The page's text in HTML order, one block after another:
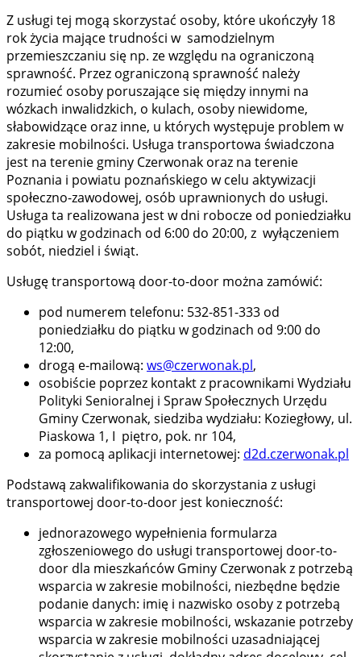
Z usługi tej mogą skorzystać osoby, które ukończyły 18
rok życia mające trudności w samodzielnym
przemieszczaniu się np. ze względu na ograniczoną
sprawność. Przez ograniczoną sprawność należy
rozumieć osoby poruszające się między innymi na
wózkach inwalidzkich, o kulach, osoby niewidome,
słabowidzące oraz inne, u których występuje problem w
zakresie mobilności. Usługa transportowa świadczona
jest na terenie gminy Czerwonak oraz na terenie
Poznania i powiatu poznańskiego w celu aktywizacji
społeczno-zawodowej, osób uprawnionych do usługi.
Usługa ta realizowana jest w dni robocze od poniedziałku
do piątku w godzinach od 6:00 do 20:00, z wyłączeniem
sobót, niedziel i świąt.
Usługę transportową door-to-door można zamówić:
pod numerem telefonu: 532-851-333 od
poniedziałku do piątku w godzinach od 9:00 do
12:00,
drogą e-mailową: ws@czerwonak.pl,
osobiście poprzez kontakt z pracownikami Wydziału
Polityki Senioralnej i Spraw Społecznych Urzędu
Gminy Czerwonak, siedziba wydziału: Koziegłowy, ul.
Piaskowa 1, I piętro, pok. nr 104,
za pomocą aplikacji internetowej: d2d.czerwonak.pl
Podstawą zakwalifikowania do skorzystania z usługi
transportowej door-to-door jest konieczność:
jednorazowego wypełnienia formularza
zgłoszeniowego do usługi transportowej door-to-
door dla mieszkańców Gminy Czerwonak z potrzebą
wsparcia w zakresie mobilności, niezbędne będzie
podanie danych: imię i nazwisko osoby z potrzebą
wsparcia w zakresie mobilności, wskazanie potrzeby
wsparcia w zakresie mobilności uzasadniającej